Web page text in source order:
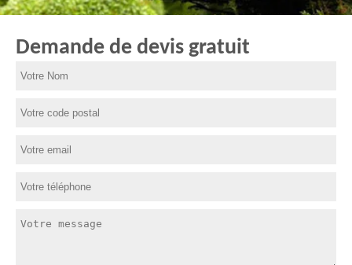
Demande de devis gratuit